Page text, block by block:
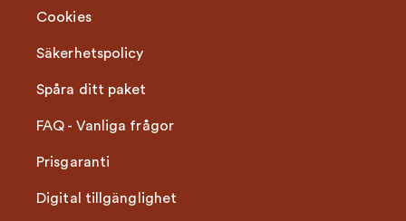
Cookies
Säkerhetspolicy
Spåra ditt paket
FAQ - Vanliga frågor
Prisgaranti
Digital tillgänglighet